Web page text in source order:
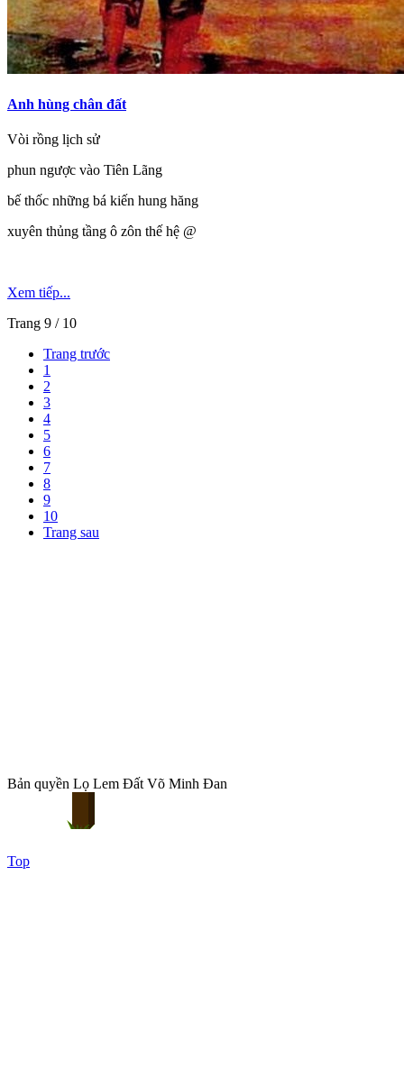
Anh hùng chân đất
Vòi rồng lịch sử
phun ngược vào Tiên Lãng
bế thốc những bá kiến hung hăng
xuyên thủng tầng ô zôn thế hệ @
Xem tiếp...
Trang 9 / 10
Trang trước
1
2
3
4
5
6
7
8
9
10
Trang sau
Bản quyền Lọ Lem Đất Võ Minh Đan
Top